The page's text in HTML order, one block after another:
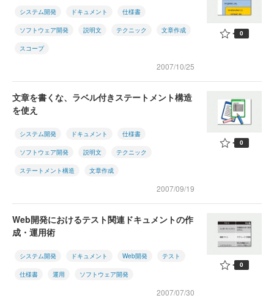
システム開発 ドキュメント 仕様書
ソフトウェア開発 説明文 テクニック 文章作成
スコープ
2007/10/25
0
文章を書くな、ラベル付きステートメント構造
を使え
システム開発 ドキュメント 仕様書
ソフトウェア開発 説明文 テクニック
ステートメント構造 文章作成
2007/09/19
0
Web開発におけるテスト関連ドキュメントの作
成・運用術
システム開発 ドキュメント Web開発 テスト
仕様書 運用 ソフトウェア開発
2007/07/30
0